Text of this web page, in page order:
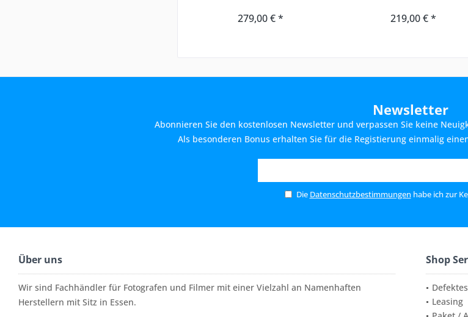
279,00 € * 219,00 € *
Newsletter
Abonnieren Sie den kostenlosen Newsletter und verpassen Sie keine
Als besonderen Bonus erhalten Sie für die Registierung einmalig
Die Datenschutzbestimmungen habe ich zur
Über uns
Wir sind Fachhändler für Fotografen und Filmer mit einer Vielzahl an Namenhaften
Herstellern mit Sitz in Essen.
Shop
Leasing